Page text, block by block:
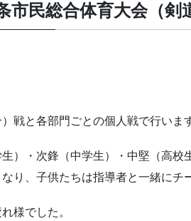
市民総合体育大会（剣
戦と各部門ごとの個人戦で行いま
）・次鋒（中学生）・中堅（高
なり、子供たちは指導者と一緒にチ
様でした。